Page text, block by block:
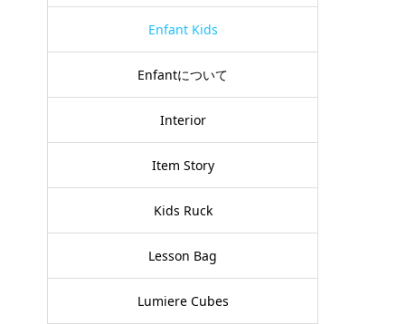
Enfant Kids
Enfantについて
Interior
Item Story
Kids Ruck
Lesson Bag
Lumiere Cubes